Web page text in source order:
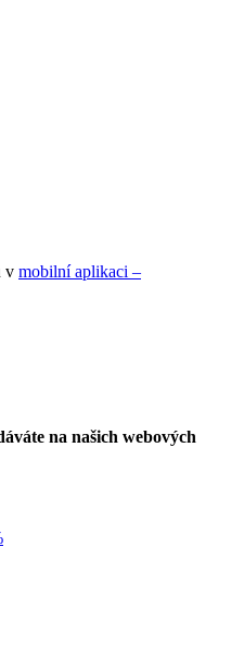
v mobilní aplikaci –
na našich webových